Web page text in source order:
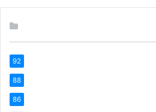
92
88
86